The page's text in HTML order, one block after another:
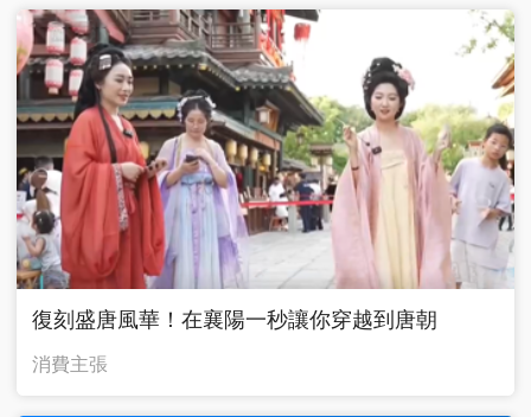
復刻盛唐風華！在襄陽一秒讓你穿越到唐朝
消費主張